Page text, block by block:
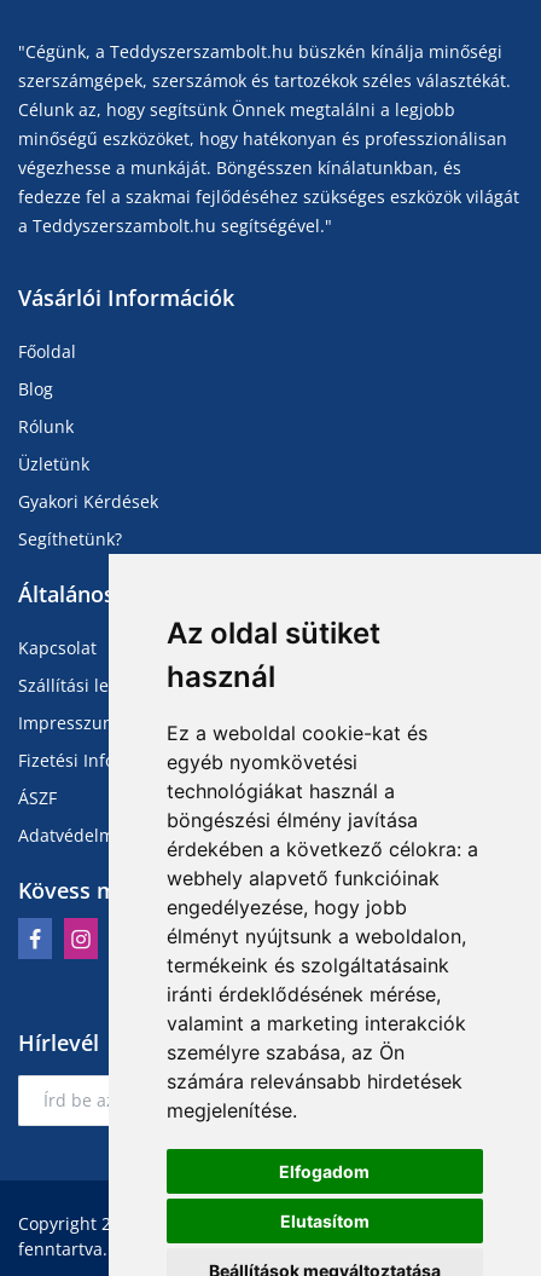
Az oldal sütiket
használ
Ez a weboldal cookie-kat és
egyéb nyomkövetési
technológiákat használ a
böngészési élmény javítása
érdekében a következő célokra: a
webhely alapvető funkcióinak
engedélyezése, hogy jobb
élményt nyújtsunk a weboldalon,
termékeink és szolgáltatásaink
iránti érdeklődésének mérése,
valamint a marketing interakciók
személyre szabása, az Ön
számára relevánsabb hirdetések
megjelenítése.
Elfogadom
Elutasítom
Beállítások megváltoztatása
"Cégünk, a Teddyszerszambolt.hu büszkén kínálja minőségi
szerszámgépek, szerszámok és tartozékok széles választékát.
Célunk az, hogy segítsünk Önnek megtalálni a legjobb
minőségű eszközöket, hogy hatékonyan és professzionálisan
végezhesse a munkáját. Böngésszen kínálatunkban, és
fedezze fel a szakmai fejlődéséhez szükséges eszközök világát
a Teddyszerszambolt.hu segítségével."
Vásárlói Információk
Főoldal
Blog
Rólunk
Üzletünk
Gyakori Kérdések
Segíthetünk?
Általános Információk
Kapcsolat
Szállítási lehetőségek
Impresszum
Fizetési Információk
ÁSZF
Adatvédelmi Tájékoztató
Kövess minket
Hírlevél
Copyright 2026 Teddyszerszambolt.hu - Minden jog
fenntartva.